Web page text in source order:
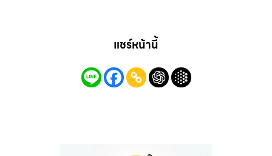
แชร์หน้านี้